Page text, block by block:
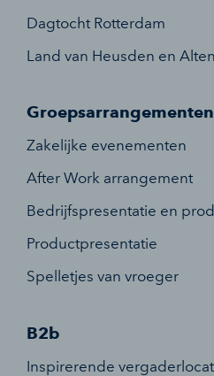
Dagtocht Rotterdam
Land van Heusden en
Groepsarrangementen
Zakelijke evenementen
After Work arrangement
Bedrijfspresentatie en
Productpresentatie
Spelletjes van vroeger
B2b
Inspirerende